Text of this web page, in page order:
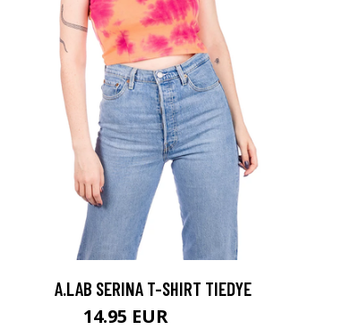
A.LAB SERINA T-SHIRT TIEDYE
14.95 EUR